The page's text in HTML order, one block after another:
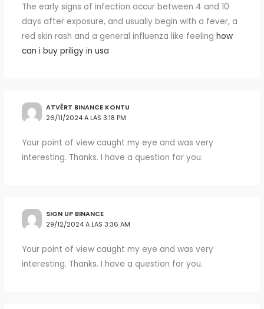
The early signs of infection occur between 4 and 10
days after exposure, and usually begin with a fever, a
red skin rash and a general influenza like feeling how
can i buy priligy in usa
ATVĒRT BINANCE KONTU
26/11/2024 A LAS 3:18 PM
Your point of view caught my eye and was very
interesting. Thanks. I have a question for you.
SIGN UP BINANCE
29/12/2024 A LAS 3:36 AM
Your point of view caught my eye and was very
interesting. Thanks. I have a question for you.